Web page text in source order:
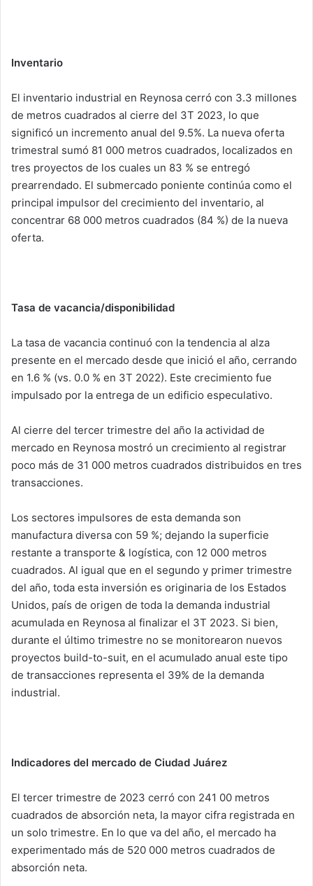
Inventario
El inventario industrial en Reynosa cerró con 3.3 millones
de metros cuadrados al cierre del 3T 2023, lo que
significó un incremento anual del 9.5%. La nueva oferta
trimestral sumó 81 000 metros cuadrados, localizados en
tres proyectos de los cuales un 83 % se entregó
prearrendado. El submercado poniente continúa como el
principal impulsor del crecimiento del inventario, al
concentrar 68 000 metros cuadrados (84 %) de la nueva
oferta.
Tasa de vacancia/disponibilidad
La tasa de vacancia continuó con la tendencia al alza
presente en el mercado desde que inició el año, cerrando
en 1.6 % (vs. 0.0 % en 3T 2022). Este crecimiento fue
impulsado por la entrega de un edificio especulativo.
Al cierre del tercer trimestre del año la actividad de
mercado en Reynosa mostró un crecimiento al registrar
poco más de 31 000 metros cuadrados distribuidos en tres
transacciones.
Los sectores impulsores de esta demanda son
manufactura diversa con 59 %; dejando la superficie
restante a transporte & logística, con 12 000 metros
cuadrados. Al igual que en el segundo y primer trimestre
del año, toda esta inversión es originaria de los Estados
Unidos, país de origen de toda la demanda industrial
acumulada en Reynosa al finalizar el 3T 2023. Si bien,
durante el último trimestre no se monitorearon nuevos
proyectos build-to-suit, en el acumulado anual este tipo
de transacciones representa el 39% de la demanda
industrial.
Indicadores del mercado de Ciudad Juárez
El tercer trimestre de 2023 cerró con 241 00 metros
cuadrados de absorción neta, la mayor cifra registrada en
un solo trimestre. En lo que va del año, el mercado ha
experimentado más de 520 000 metros cuadrados de
absorción neta.